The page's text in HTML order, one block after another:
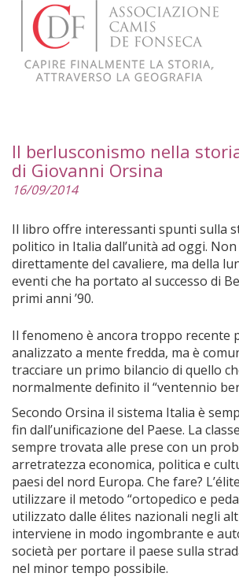
Il berlusconismo nella
di Giovanni Orsina
16/09/2014
Il libro offre interessanti spunti sulla
politico in Italia dall’unità ad oggi. Non
direttamente del cavaliere, ma della
eventi che ha portato al successo di
primi anni ’90.
Il fenomeno è ancora troppo recente
analizzato a mente fredda, ma è
tracciare un primo bilancio di quello
normalmente definito il “ventennio
Secondo Orsina il sistema Italia è
fin dall’unificazione del Paese. La
sempre trovata alle prese con un
arretratezza economica, politica e
paesi del nord Europa. Che fare?
utilizzare il metodo “ortopedico e
utilizzato dalle élites nazionali negli
interviene in modo ingombrante e
società per portare il paese sulla
nel minor tempo possibile.